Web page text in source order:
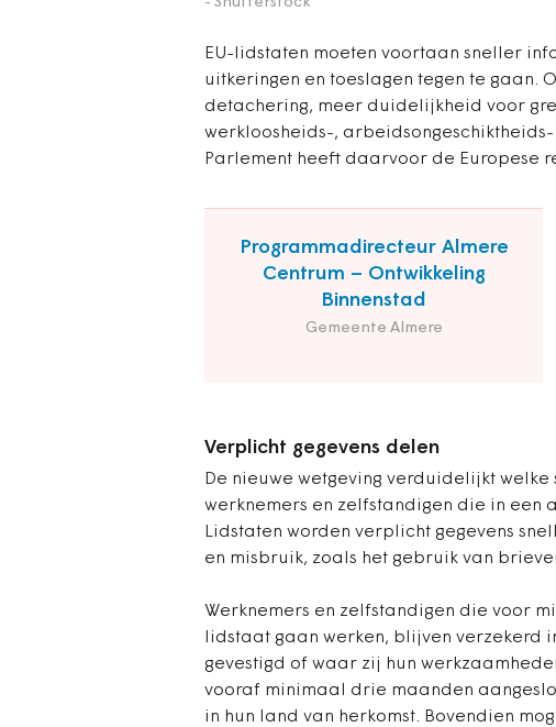
EU-lidstaten moeten voortaan sneller
uitkeringen en toeslagen tegen te gaan.
detachering, meer duidelijkheid voor
werkloosheids-,
Parlement heeft daarvoor de Europese
Programmadirecteur Almere
Centrum – Ontwikkeling
Binnenstad
Gemeente Almere
Verplicht gegevens delen
De nieuwe wetgeving verduidelijkt
werknemers en zelfstandigen die in een
Lidstaten worden verplicht gegevens
en misbruik, zoals het gebruik van
Werknemers en zelfstandigen die voor
lidstaat gaan werken, blijven verzekerd
gevestigd of waar zij hun
vooraf minimaal drie maanden
in hun land van herkomst. Bovendien